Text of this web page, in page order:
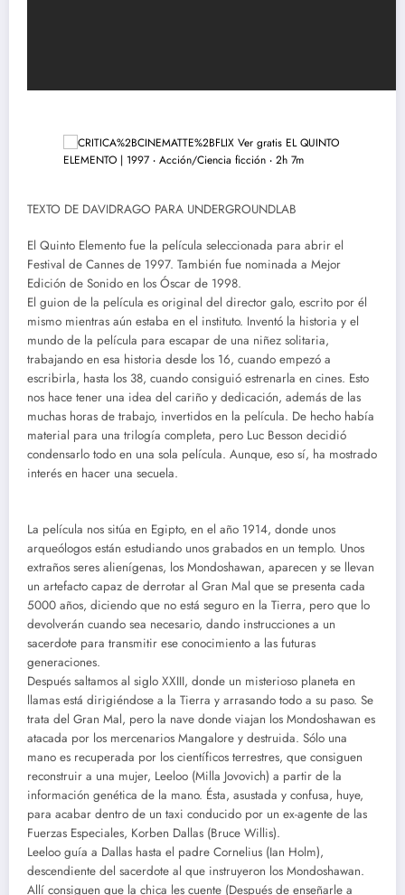
TEXTO DE DAVIDRAGO PARA UNDERGROUNDLAB
El Quinto Elemento fue la película seleccionada para abrir el
Festival de Cannes de 1997. También fue nominada a Mejor
Edición de Sonido en los Óscar de 1998.
El guion de la película es original del director galo, escrito por él
mismo mientras aún estaba en el instituto. Inventó la historia y el
mundo de la película para escapar de una niñez solitaria,
trabajando en esa historia desde los 16, cuando empezó a
escribirla, hasta los 38, cuando consiguió estrenarla en cines. Esto
nos hace tener una idea del cariño y dedicación, además de las
muchas horas de trabajo, invertidos en la película. De hecho había
material para una trilogía completa, pero Luc Besson decidió
condensarlo todo en una sola película. Aunque, eso sí, ha mostrado
interés en hacer una secuela.
La película nos sitúa en Egipto, en el año 1914, donde unos
arqueólogos están estudiando unos grabados en un templo. Unos
extraños seres alienígenas, los Mondoshawan, aparecen y se llevan
un artefacto capaz de derrotar al Gran Mal que se presenta cada
5000 años, diciendo que no está seguro en la Tierra, pero que lo
devolverán cuando sea necesario, dando instrucciones a un
sacerdote para transmitir ese conocimiento a las futuras
generaciones.
Después saltamos al siglo XXIII, donde un misterioso planeta en
llamas está dirigiéndose a la Tierra y arrasando todo a su paso. Se
trata del Gran Mal, pero la nave donde viajan los Mondoshawan es
atacada por los mercenarios Mangalore y destruida. Sólo una
mano es recuperada por los científicos terrestres, que consiguen
reconstruir a una mujer, Leeloo (Milla Jovovich) a partir de la
información genética de la mano. Ésta, asustada y confusa, huye,
para acabar dentro de un taxi conducido por un ex-agente de las
Fuerzas Especiales, Korben Dallas (Bruce Willis).
Leeloo guía a Dallas hasta el padre Cornelius (Ian Holm),
descendiente del sacerdote al que instruyeron los Mondoshawan.
Allí consiguen que la chica les cuente (Después de enseñarle a